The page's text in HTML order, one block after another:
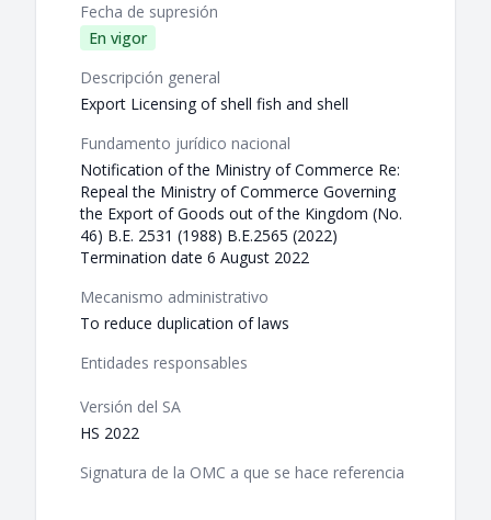
Fecha de supresión
En vigor
Descripción general
Export Licensing of shell fish and shell
Fundamento jurídico nacional
Notification of the Ministry of Commerce Re:
Repeal the Ministry of Commerce Governing
the Export of Goods out of the Kingdom (No.
46) B.E. 2531 (1988) B.E.2565 (2022)
Termination date 6 August 2022
Mecanismo administrativo
To reduce duplication of laws
Entidades responsables
Versión del SA
HS 2022
Signatura de la OMC a que se hace referencia